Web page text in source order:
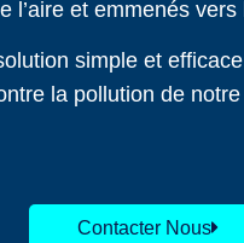
l’aire et emmenés
simple et
la pollution de
Contacter Nous